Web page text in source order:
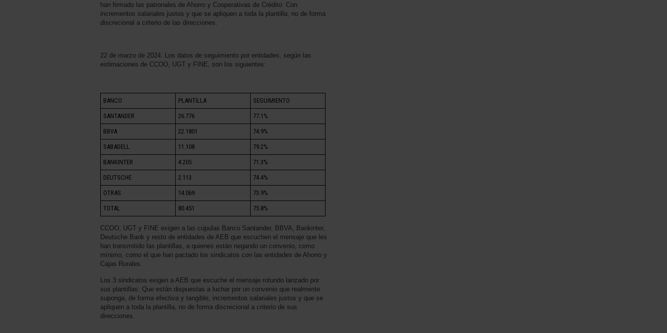
han firmado las patronales de Ahorro y Cooperativas de Crédito: Con
incrementos salariales justos y que se apliquen a toda la plantilla, no de forma
discrecional a criterio de las direcciones.
22 de marzo de 2024. Los datos de seguimiento por entidades, según las
estimaciones de CCOO, UGT y FINE, son los siguientes:
BANCO PLANTILLA SEGUIMIENTO
SANTANDER 26.776 77.1%
BBVA 22.1801 74.9%
SABADELL 11.108 79.2%
BANKINTER 4.205 71.3%
DEUTSCHE 2.113 74.4%
OTRAS 14.069 73.9%
TOTAL 80.451 75.8%
CCOO, UGT y FINE exigen a las cúpulas Banco Santander, BBVA, Bankinter,
Deutsche Bank y resto de entidades de AEB que escuchen el mensaje que les
han transmitido las plantillas, a quienes están negando un convenio, como
mínimo, como el que han pactado los sindicatos con las entidades de Ahorro y
Cajas Rurales.
Los 3 sindicatos exigen a AEB que escuche el mensaje rotundo lanzado por
sus plantillas: Que están dispuestas a luchar por un convenio que realmente
suponga, de forma efectiva y tangible, incrementos salariales justos y que se
apliquen a toda la plantilla, no de forma discrecional a criterio de sus
direcciones.